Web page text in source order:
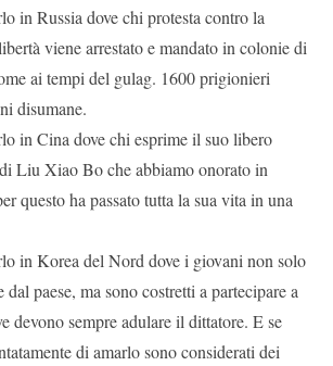
in Russia dove chi protesta contro la
viene arrestato e mandato in colonie di
ai tempi del gulag. 1600 prigionieri
disumane.
in Cina dove chi esprime il suo libero
Liu Xiao Bo che abbiamo onorato in
questo ha passato tutta la sua vita in una
in Korea del Nord dove i giovani non solo
dal paese, ma sono costretti a partecipare a
devono sempre adulare il dittatore. E se
di amarlo sono considerati dei